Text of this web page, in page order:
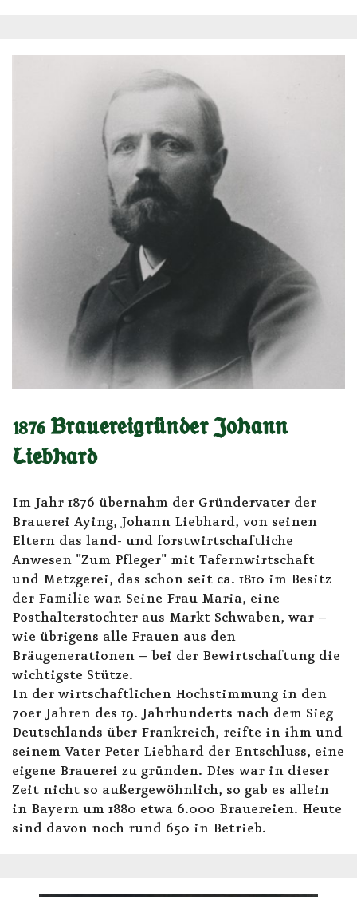
1876 Brauereigründer Johann
Liebhard
Im Jahr 1876 übernahm der Gründervater der
Brauerei Aying, Johann Liebhard, von seinen
Eltern das land- und forstwirtschaftliche
Anwesen "Zum Pfleger" mit Tafernwirtschaft
und Metzgerei, das schon seit ca. 1810 im Besitz
der Familie war. Seine Frau Maria, eine
Posthalterstochter aus Markt Schwaben, war –
wie übrigens alle Frauen aus den
Bräugenerationen – bei der Bewirtschaftung die
wichtigste Stütze.
In der wirtschaftlichen Hochstimmung in den
70er Jahren des 19. Jahrhunderts nach dem Sieg
Deutschlands über Frankreich, reifte in ihm und
seinem Vater Peter Liebhard der Entschluss, eine
eigene Brauerei zu gründen. Dies war in dieser
Zeit nicht so außergewöhnlich, so gab es allein
in Bayern um 1880 etwa 6.000 Brauereien. Heute
sind davon noch rund 650 in Betrieb.